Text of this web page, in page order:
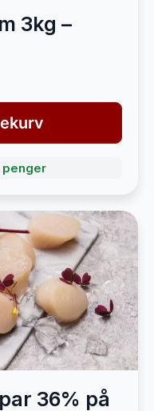
3kg –
penger
36% på